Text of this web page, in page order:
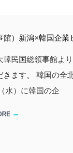
館）新潟×韓国企
韓民国総領事館よ
きます。 韓国の全
水）に韓国の企